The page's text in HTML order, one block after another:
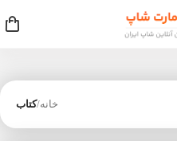
خانه کتاب